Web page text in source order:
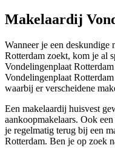
Makelaardij
Wanneer je een deskundige
Rotterdam zoekt, kom je al
Vondelingenplaat
Vondelingenplaat
waarbij er verscheidene
Een makelaardij huisvest
aankoopmakelaars. Ook
je regelmatig terug bij een
Rotterdam. Ben je op zoek